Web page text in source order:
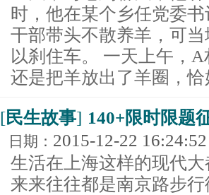
时，他在某个乡任党委
干部带头不散养羊，可
以刹住车。 一天上午，
还是把羊放出了羊圈，恰
[民生故事] 140+限时限题
日期： 2015-12-22 16:24:52
生活在上海这样的现代
来来往往都是南京路步